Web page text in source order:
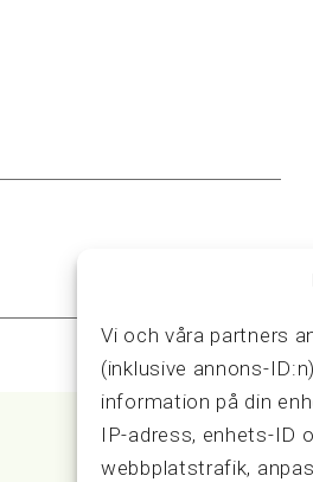
Vi och våra partners
(inklusive annons-
information på din
IP-adress, enhets-ID
webbplatstrafik,